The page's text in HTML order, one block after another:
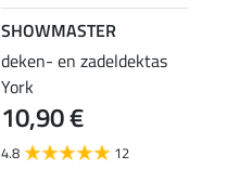
SHOWMASTER
deken- en zadeldektas
York
10,90 €
4.8 12